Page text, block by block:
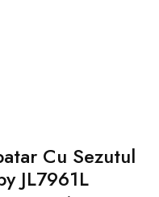
Cu Sezutul
JL7961L